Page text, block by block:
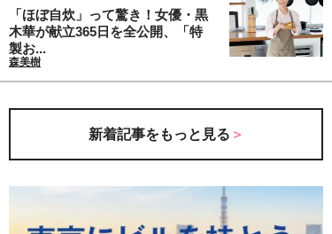
「ほぼ自炊」って驚き！女優・黒
木華が献立365日を全公開、「特
製お...
森美樹
新着記事をもっと見る